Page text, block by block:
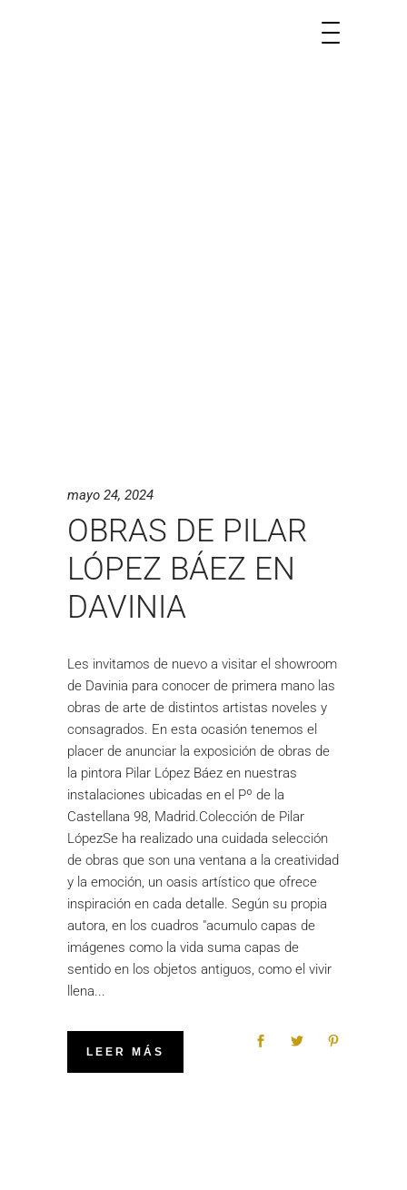
mayo 24, 2024
OBRAS DE PILAR
LÓPEZ BÁEZ EN
DAVINIA
Les invitamos de nuevo a visitar el showroom
de Davinia para conocer de primera mano las
obras de arte de distintos artistas noveles y
consagrados. En esta ocasión tenemos el
placer de anunciar la exposición de obras de
la pintora Pilar López Báez en nuestras
instalaciones ubicadas en el Pº de la
Castellana 98, Madrid.Colección de Pilar
LópezSe ha realizado una cuidada selección
de obras que son una ventana a la creatividad
y la emoción, un oasis artístico que ofrece
inspiración en cada detalle. Según su propia
autora, en los cuadros "acumulo capas de
imágenes como la vida suma capas de
sentido en los objetos antiguos, como el vivir
llena
LEER MÁS